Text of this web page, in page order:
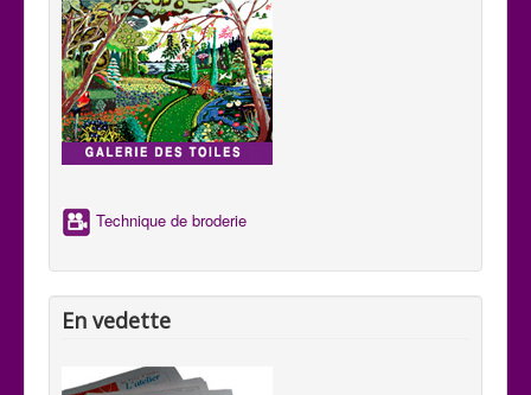
Technique de broderie
En vedette